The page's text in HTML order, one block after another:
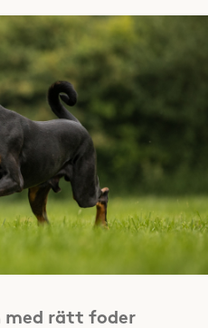
med rätt foder